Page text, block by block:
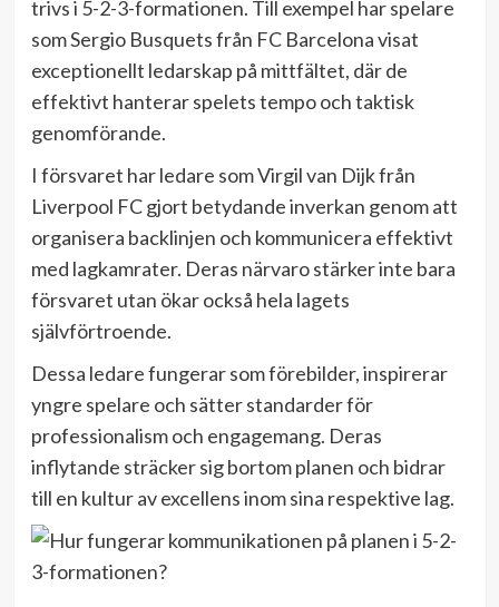
trivs i 5-2-3-formationen. Till exempel har spelare
som Sergio Busquets från FC Barcelona visat
exceptionellt ledarskap på mittfältet, där de
effektivt hanterar spelets tempo och taktisk
genomförande.
I försvaret har ledare som Virgil van Dijk från
Liverpool FC gjort betydande inverkan genom att
organisera backlinjen och kommunicera effektivt
med lagkamrater. Deras närvaro stärker inte bara
försvaret utan ökar också hela lagets
självförtroende.
Dessa ledare fungerar som förebilder, inspirerar
yngre spelare och sätter standarder för
professionalism och engagemang. Deras
inflytande sträcker sig bortom planen och bidrar
till en kultur av excellens inom sina respektive lag.